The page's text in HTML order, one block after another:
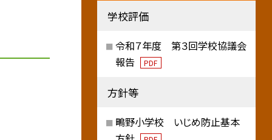
学校評価
令和７年度 第３回学校協議会
報告
PDF
方針等
鴫野小学校 いじめ防止基本